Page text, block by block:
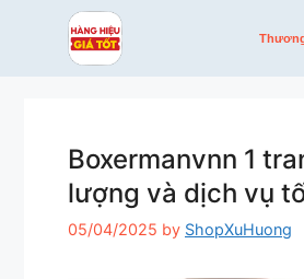
Boxermanvnn 1
lượng và dịch vụ
05/04/2025 by ShopXuHuong